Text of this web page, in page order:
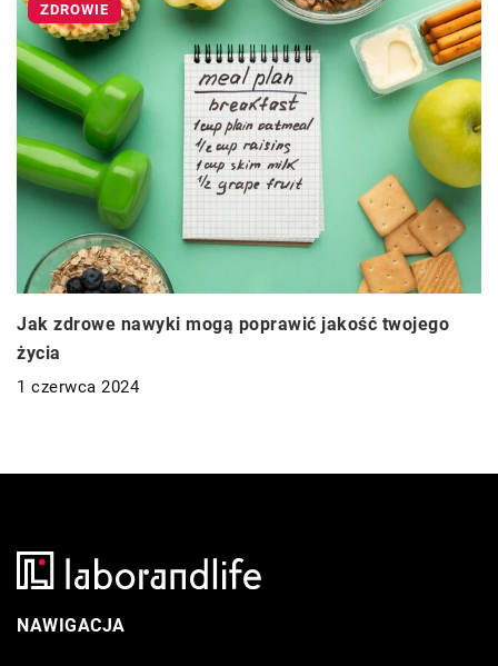
ZDROWIE
Jak zdrowe nawyki mogą poprawić jakość twojego
życia
1 czerwca 2024
NAWIGACJA